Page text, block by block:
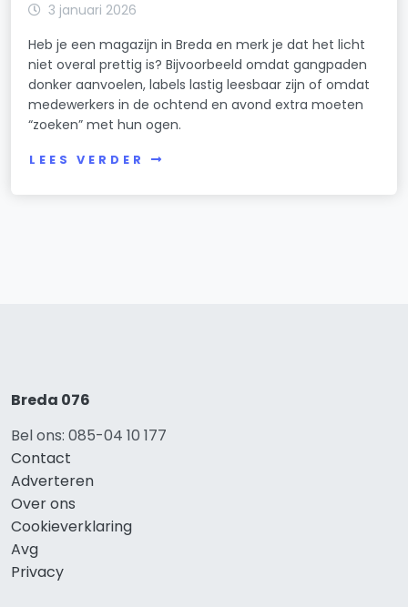
3 januari 2026
Heb je een magazijn in Breda en merk je dat het licht
niet overal prettig is? Bijvoorbeeld omdat gangpaden
donker aanvoelen, labels lastig leesbaar zijn of omdat
medewerkers in de ochtend en avond extra moeten
“zoeken” met hun ogen.
LEES VERDER
Breda 076
Bel ons: 085-04 10 177
Contact
Adverteren
Over ons
Cookieverklaring
Avg
Privacy